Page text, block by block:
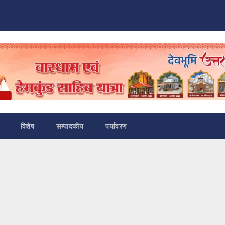
विशेष सम्पादकीय पर्यावरण